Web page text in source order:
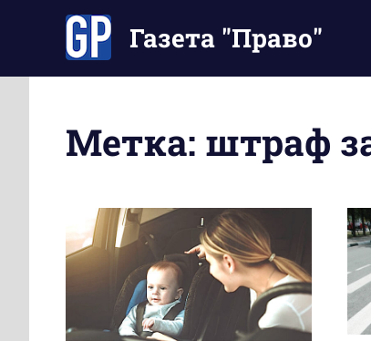
содержимому
Газета "Право"
Ваше
время
Метка: штраф